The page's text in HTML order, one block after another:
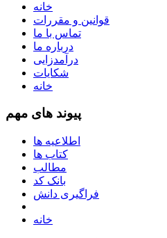
خانه
قوانین و مقررات
تماس با ما
درباره ما
درآمدزایی
شکایات
خانه
پیوند های مهم
اطلاعیه ها
کتاب ها
مطالب
بانک کد
فراگیری دانش
خانه